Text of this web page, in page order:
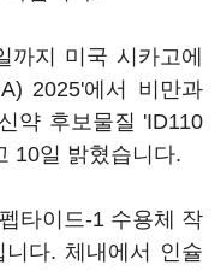
지 미국 시카고에
2025'에서 비만과
약 후보물질 'ID110
10일 밝혔습니다.
타이드-1 수용체 작
다. 체내에서 인슐